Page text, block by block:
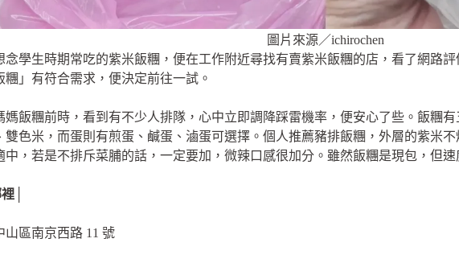
圖片來源／ichirochen
念學生時期常吃的紫米飯糰，便在工作附近尋找有賣紫米飯糰的店，看了網路
糰」有符合需求，便決定前往一試。
媽飯糰前時，看到有不少人排隊，心中立即調降踩雷機率，便安心了些。飯糰
雙色米，而蛋則有煎蛋、鹹蛋、滷蛋可選擇。個人推薦豬排飯糰，外層的紫米
中，若是不排斥菜脯的話，一定要加，微辣口感很加分。雖然飯糰是現包，但
│
區南京西路 11 號